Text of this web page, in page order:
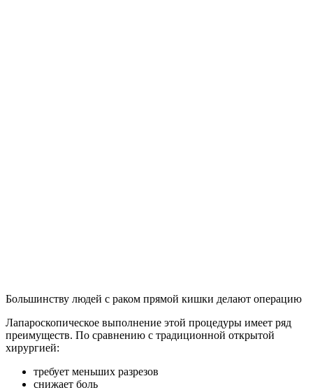
Большинству людей с раком прямой кишки делают операцию
Лапароскопическое выполнение этой процедуры имеет ряд
преимуществ. По сравнению с традиционной открытой
хирургией:
требует меньших разрезов
снижает боль